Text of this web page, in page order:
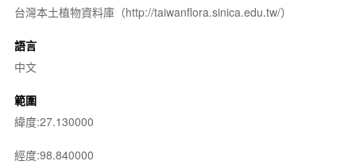
台灣本土植物資料庫（http://taiwanflora.sinica.edu.tw/）
語言
中文
範圍
緯度:27.130000
經度:98.840000